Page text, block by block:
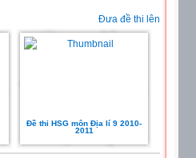
Đưa đề thi lên
Đề thi HSG môn Địa lí 9 2010-
2011